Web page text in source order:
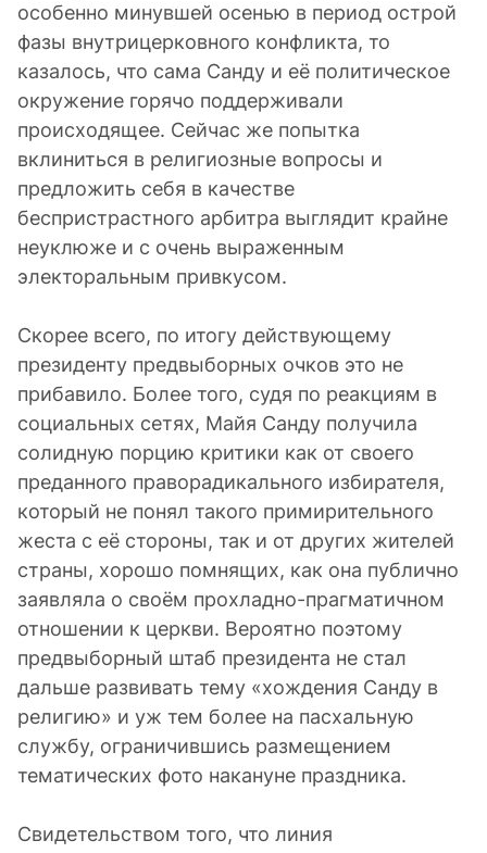
особенно минувшей осенью в период острой
фазы внутрицерковного конфликта, то
казалось, что сама Санду и её политическое
окружение горячо поддерживали
происходящее. Сейчас же попытка
вклиниться в религиозные вопросы и
предложить себя в качестве
беспристрастного арбитра выглядит крайне
неуклюже и с очень выраженным
электоральным привкусом.
Скорее всего, по итогу действующему
президенту предвыборных очков это не
прибавило. Более того, судя по реакциям в
социальных сетях, Майя Санду получила
солидную порцию критики как от своего
преданного праворадикального избирателя,
который не понял такого примирительного
жеста с её стороны, так и от других жителей
страны, хорошо помнящих, как она публично
заявляла о своём прохладно-прагматичном
отношении к церкви. Вероятно поэтому
предвыборный штаб президента не стал
дальше развивать тему «хождения Санду в
религию» и уж тем более на пасхальную
службу, ограничившись размещением
тематических фото накануне праздника.
Свидетельством того, что линия